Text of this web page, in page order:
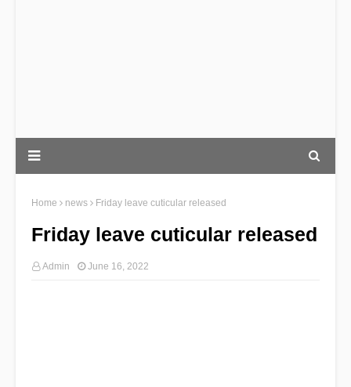
Home news Friday leave cuticular released
Friday leave cuticular released
Admin June 16, 2022